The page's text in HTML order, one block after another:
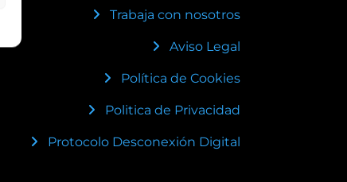
Trabaja con nosotros
Aviso Legal
Política de Cookies
Politica de Privacidad
Protocolo Desconexión Digital